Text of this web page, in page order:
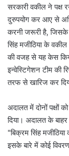
सरकारी वकील ने पक्ष
दुरुपयोग कर आए से
करनी जरूरी है, जिसके
सिंह मजीठिया के
की वजह से यह केस
इन्वेस्टिगेशन टीम की
तरफ से खारिज कर
अदालत में दोनों पक्षों
दिया। अदालत के
"बिक्रम सिंह
इसके बारे में कोई